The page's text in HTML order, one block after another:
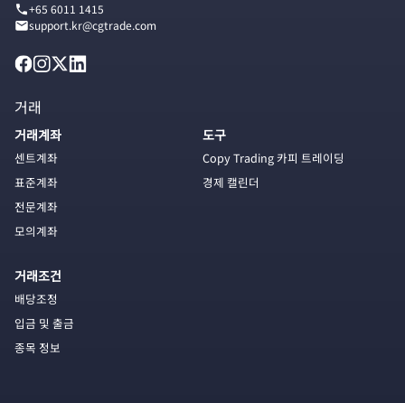
+65 6011 1415
support.kr@cgtrade.com
거래
거래계좌
센트계좌
표준계좌
전문계좌
모의계좌
거래조건
배당조정
입금 및 출금
종목 정보
도구
Copy Trading 카피 트레이딩
경제 캘린더